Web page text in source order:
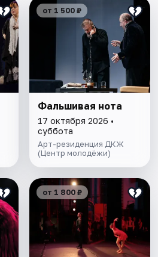
от 1 500 ₽
Фальшивая нота
17 октября 2026 •
суббота
Арт-резиденция ДКЖ
(Центр молодёжи)
от 1 800 ₽